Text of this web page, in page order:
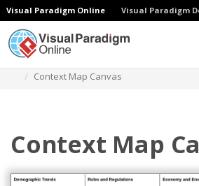
Visual Paradigm Online Visual Paradigm
Context Map Canvas
Context Map